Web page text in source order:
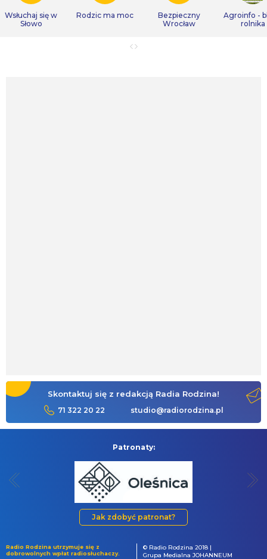
Wsłuchaj się w
Słowo
Rodzic ma moc
Bezpieczny
Wrocław
Agroinfo -
rolnika
Skontaktuj się z redakcją Radia Rodzina!
71 322 20 22 studio@radiorodzina.pl
Patronaty:
Jak zdobyć patronat?
Radio Rodzina utrzymuje się z
dobrowolnych wpłat radiosłuchaczy.
© Radio Rodzina 2018 |
Grupa Medialna JOHANNEUM